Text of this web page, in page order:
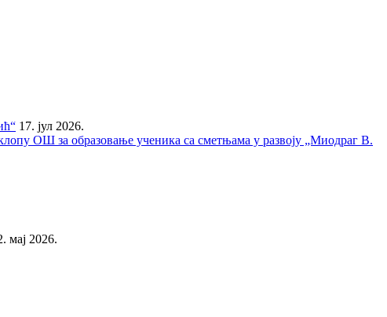
17. јул 2026.
ОШ за образовање ученика са сметњама у развоју „Миодраг В.
мај 2026.